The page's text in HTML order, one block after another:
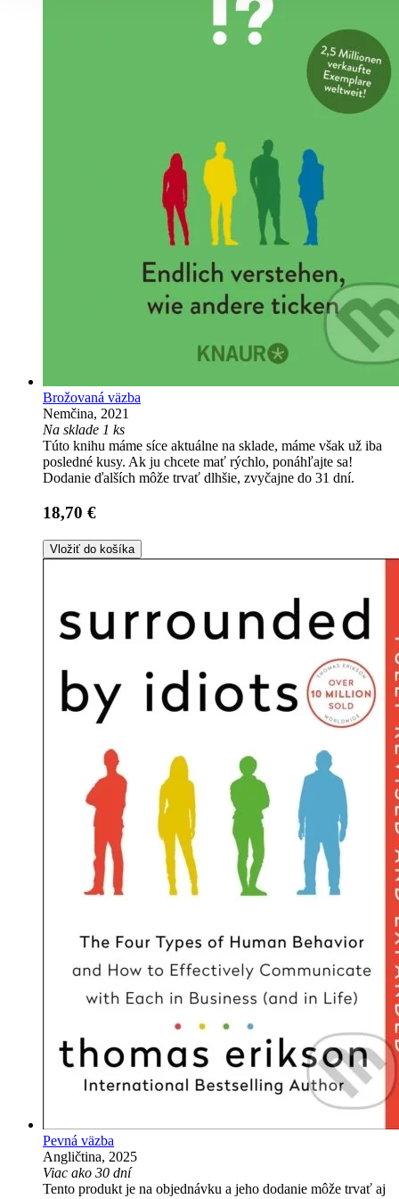
Brožovaná väzba
Nemčina, 2021
Na sklade 1 ks
Túto knihu máme síce aktuálne na sklade, máme však už iba
posledné kusy. Ak ju chcete mať rýchlo, ponáhľajte sa!
Dodanie ďalších môže trvať dlhšie, zvyčajne do 31 dní.
18,70 €
Vložiť do košíka
Pevná väzba
Angličtina, 2025
Viac ako 30 dní
Tento produkt je na objednávku a jeho dodanie môže trvať aj